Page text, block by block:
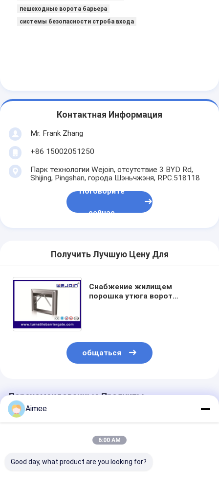
пешеходные ворота барьера
системы безопасности строба входа
Контактная Информация
Mr. Frank Zhang
+86 15002051250
Парк технологии Wejoin, отсутствие 3 BYD Rd,
Shijing, Pingshan, города Шэньчжэня, RPC.518118
Поговорите
сейчас
Получить Лучшую Цену Для
Снабжение жилищем
порошка утюга ворот
общаться
Порекомендованные Продукты
Aimee
6:00 AM
Good day, what product are you looking for?